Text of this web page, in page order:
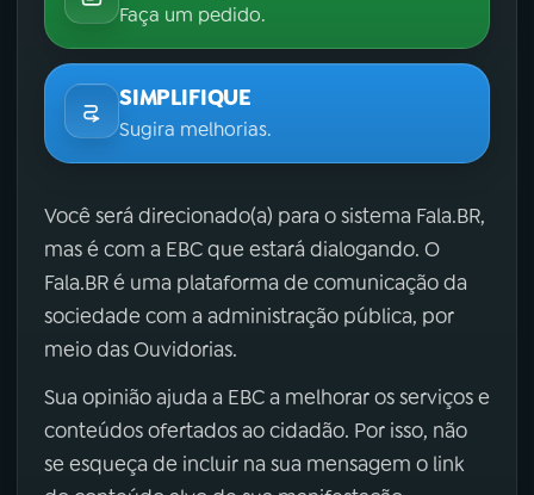
Faça um pedido.
SIMPLIFIQUE
Sugira melhorias.
Você será direcionado(a) para o sistema Fala.BR,
mas é com a EBC que estará dialogando. O
Fala.BR é uma plataforma de comunicação da
sociedade com a administração pública, por
meio das Ouvidorias.
Sua opinião ajuda a EBC a melhorar os serviços e
conteúdos ofertados ao cidadão. Por isso, não
se esqueça de incluir na sua mensagem o link